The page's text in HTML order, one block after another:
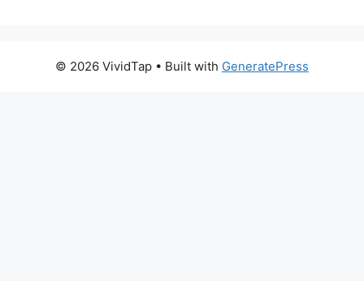
© 2026 VividTap • Built with GeneratePress